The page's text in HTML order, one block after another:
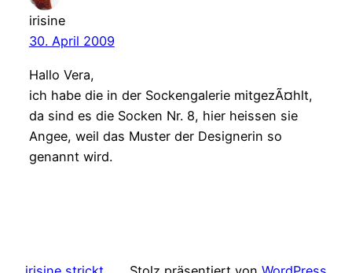
irisine
30. April 2009
Hallo Vera,
ich habe die in der Sockengalerie mitgezÃ¤hlt,
da sind es die Socken Nr. 8, hier heissen sie
Angee, weil das Muster der Designerin so
genannt wird.